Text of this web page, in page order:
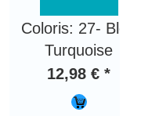
Coloris: 27- Bleu
Turquoise
12,98 € *